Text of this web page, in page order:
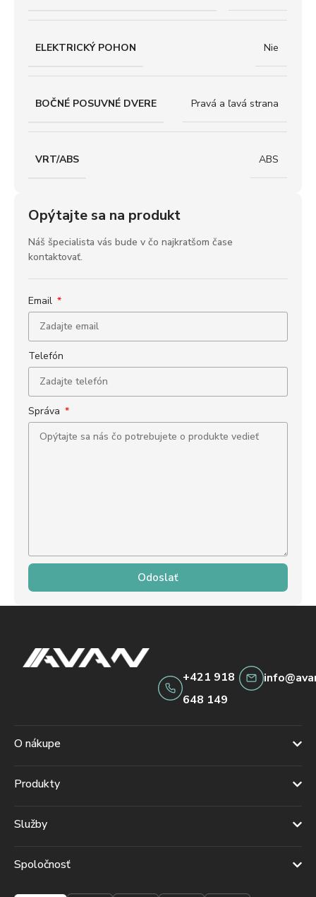
ELEKTRICKÝ POHON Nie
BOČNÉ POSUVNÉ DVERE Pravá a ľavá strana
VRT/ABS ABS
Opýtajte sa na produkt
Náš špecialista vás bude v čo najkratšom čase
kontaktovať.
Email
Telefón
Správa
Odoslať
+421 918
648 149
O nákupe
Produkty
Služby
Spoločnosť